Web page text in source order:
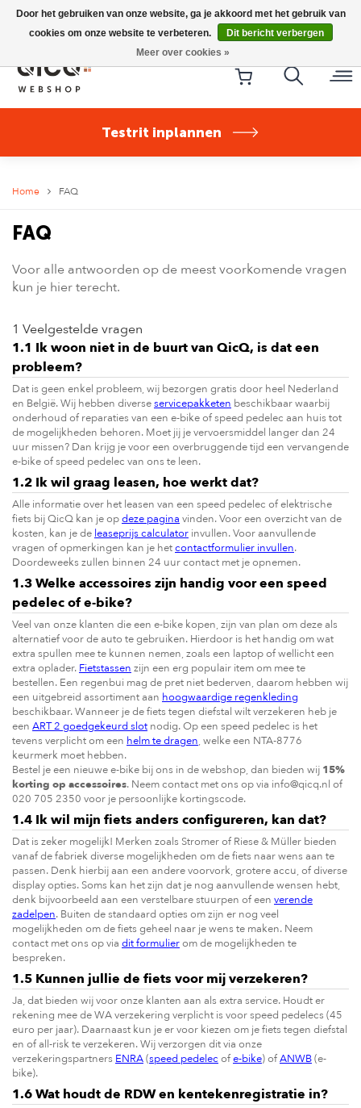
Riese & Müller Nevo5 Silent Core nu direct uit voorraad
leverbaar!
Testrit inplannen
Home FAQ
FAQ
Voor alle antwoorden op de meest voorkomende vragen
kun je hier terecht.
1 Veelgestelde vragen
1.1 Ik woon niet in de buurt van QicQ, is dat een
probleem?
Dat is geen enkel probleem, wij bezorgen gratis door heel Nederland
en België. Wij hebben diverseservicepakketen beschikbaar waarbij
onderhoud of reparaties van een e-bike of speed pedelec aan huis tot
de mogelijkheden behoren. Moet jij je vervoersmiddel langer dan 24
uur missen? Dan krijg je voor een overbruggende tijd een vervangende
e-bike of speed pedelec van ons te leen.
1.2 Ik wil graag leasen, hoe werkt dat?
Alle informatie over het leasen van een speed pedelec of elektrische
fiets bij QicQ kan je opdeze pagina vinden. Voor een overzicht van de
kosten, kan je de leaseprijs calculator invullen. Voor aanvullende
vragen of opmerkingen kan je hetcontactformulier invullen.
Doordeweeks zullen binnen 24 uur contact met je opnemen.
1.3 Welke accessoires zijn handig voor een speed
pedelec of e-bike?
Veel van onze klanten die een e-bike kopen, zijn van plan om deze als
alternatief voor de auto te gebruiken. Hierdoor is het handig om wat
extra spullen mee te kunnen nemen, zoals een laptop of wellicht een
extra oplader. Fietstassen zijn een erg populair item om mee te
bestellen. Een regenbui mag de pret niet bederven, daarom hebben wij
een uitgebreid assortiment aan hoogwaardige regenkleding
beschikbaar. Wanneer je de fiets tegen diefstal wilt verzekeren heb je
een ART 2 goedgekeurd slot nodig. Op een speed pedelec is het
tevens verplicht om een helm te dragen, welke een NTA-8776
keurmerk moet hebben.
Bestel je een nieuwe e-bike bij ons in de webshop, dan bieden wij 15%
korting op accessoires. Neem contact met ons op via info@qicq.nl of
020 705 2350 voor je persoonlijke kortingscode.
1.4 Ik wil mijn fiets anders configureren, kan dat?
Dat is zeker mogelijk! Merken zoals Stromer of Riese & Müller bieden
vanaf de fabriek diverse mogelijkheden om de fiets naar wens aan te
passen. Denk hierbij aan een andere voorvork, grotere accu, of diverse
display opties. Soms kan het zijn dat je nog aanvullende wensen hebt,
denk bijvoorbeeld aan een verstelbare stuurpen of een verende
zadelpen. Buiten de standaard opties om zijn er nog veel
mogelijkheden om de fiets geheel naar je wens te maken. Neem
contact met ons op via dit formulierom de mogelijkheden te
bespreken.
1.5 Kunnen jullie de fiets voor mij verzekeren?
Ja, dat bieden wij voor onze klanten aan als extra service. Houdt er
rekening mee de WA verzekering verplicht is voor speed pedelecs (45
euro per jaar). Daarnaast kun je er voor kiezen om je fiets tegen diefstal
en of all-risk te verzekeren. Wij verzorgen dit via onze
verzekeringspartners ENRA(speed pedelec ofe-bike) ofANWB(e-
bike).
1.6 Wat houdt de RDW en kentekenregistratie in?
Door het gebruiken van onze website, ga je akkoord met het gebruik van
cookies om onze website te verbeteren.
Dit bericht verbergen
Meer over cookies »